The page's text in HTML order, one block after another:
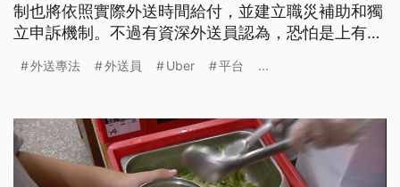
制也將依照實際外送時間給付，並建立職災補助和獨
立申訴機制。不過有資深外送員認為，恐怕是上有政
也有小吃業者透露，本（7）月起Uber Eats已經調漲
單。
外送專法 外送員 Uber 平台 ...